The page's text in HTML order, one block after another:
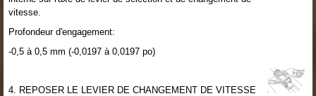
vitesse.
Profondeur d'engagement:
-0,5 à 0,5 mm (-0,0197 à 0,0197 po)
4. REPOSER LE LEVIER DE CHANGEMENT DE VITESSE